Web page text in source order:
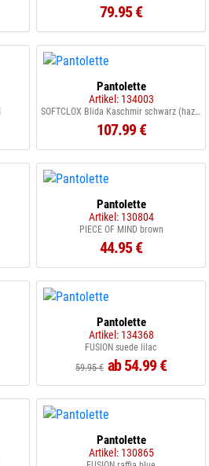
79.95 €
Pantolette
Artikel: 134003
SOFTCLOX Blida Kaschmir schwarz (hazelnut)
107.99 €
Pantolette
Artikel: 130804
PIECE OF MIND brown
44.95 €
Pantolette
Artikel: 134368
FUSION suede lilac
59.95 € ab 54.99 €
Pantolette
Artikel: 130865